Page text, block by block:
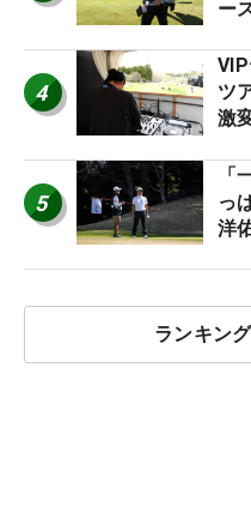
ー
4
ツ
激
5
「
っ
洋
ランキン